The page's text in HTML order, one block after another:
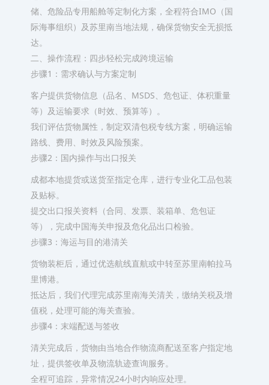
储、危险品专用船舱等定制化方案，全程符合IMO（国
际海事组织）及苏里南当地法规，确保货物安全无损抵
达。
二、操作流程：四步轻松完成跨境运输
步骤1：需求确认与方案定制
客户提供货物信息（品名、MSDS、危包证、体积重量
等）及运输要求（时效、预算等）。
我们评估货物属性，制定双清包税专线方案，明确运输
路线、费用、时效及风险预案。
步骤2：国内操作与出口报关
成都本地提货或送货至指定仓库，进行专业化工品包装
及贴标。
提交出口报关资料（合同、发票、装箱单、危包证
等），完成中国海关申报及危化品出口检验。
步骤3：海运与目的港清关
货物装柜后，通过优选航线直航或中转至苏里南帕拉马
里博港。
抵达后，我们代理完成苏里南海关清关，缴纳关税及增
值税，处理可能的海关查验。
步骤4：末端配送与签收
清关完成后，货物由当地合作物流商配送至客户指定地
址，提供签收单及物流轨迹查询服务。
全程可追踪，异常情况24小时内响应处理。